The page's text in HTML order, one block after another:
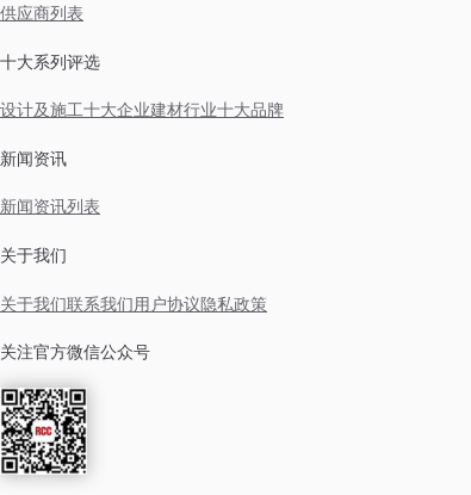
供应商列表
十大系列评选
设计及施工十大企业建材行业十大品牌
新闻资讯
新闻资讯列表
关于我们
关于我们联系我们用户协议隐私政策
关注官方微信公众号